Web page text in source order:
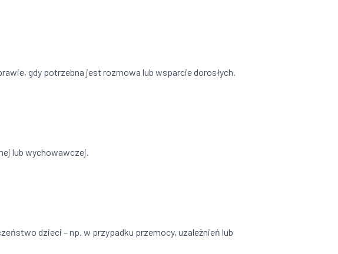
gdy potrzebna jest rozmowa lub wsparcie dorosłych.
lub wychowawczej.
dzieci – np. w przypadku przemocy, uzależnień lub